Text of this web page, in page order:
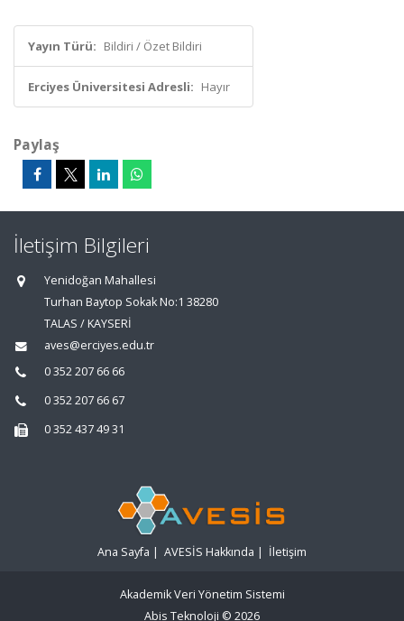
Yayın Türü: Bildiri / Özet Bildiri
Erciyes Üniversitesi Adresli: Hayır
Paylaş
İletişim Bilgileri
Yenidoğan Mahallesi
Turhan Baytop Sokak No:1 38280
TALAS / KAYSERİ
aves@erciyes.edu.tr
0 352 207 66 66
0 352 207 66 67
0 352 437 49 31
Ana Sayfa | AVESİS Hakkında | İletişim
Akademik Veri Yönetim Sistemi
Abis Teknoloji © 2026